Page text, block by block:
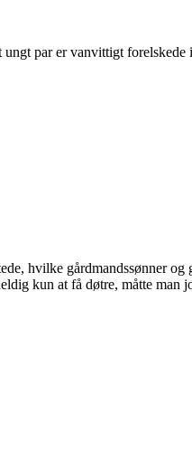
par er vanvittigt
hvilke gårdmandssønner og
kun at få døtre, måtte man